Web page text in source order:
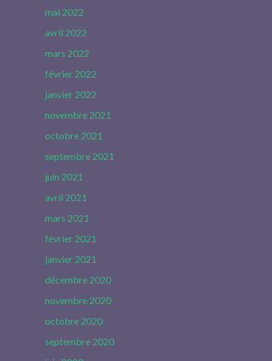
mai 2022
avril 2022
mars 2022
février 2022
janvier 2022
novembre 2021
octobre 2021
septembre 2021
juin 2021
avril 2021
mars 2021
février 2021
janvier 2021
décembre 2020
novembre 2020
octobre 2020
septembre 2020